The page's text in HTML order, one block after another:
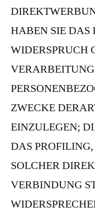
HABEN SIE DAS
WIDERSPRUCH
ZWECKE
EINZULEGEN;
DAS
SOLCHER
VERBINDUNG